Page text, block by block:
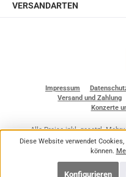
VERSANDARTEN
Impressum
Versand und Zahlung
Konzerte
Alle Preise inkl. gesetzl.
© 2026 BF - Dienstleistungen - Alle
Diese Website verwendet
können.
Konfigurieren